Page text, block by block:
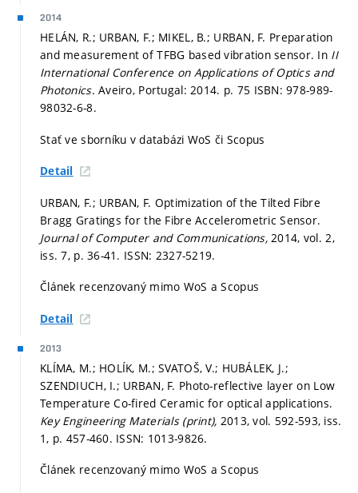
2014
HELÁN, R.; URBAN, F.; MIKEL, B.; URBAN, F. Preparation
and measurement of TFBG based vibration sensor. In II
International Conference on Applications of Optics and
Photonics.Aveiro, Portugal: 2014. p. 75 ISBN: 978-989-
98032-6-8.
Stať ve sborníku v databázi WoS či Scopus
Detail
URBAN, F.; URBAN, F. Optimization of the Tilted Fibre
Bragg Gratings for the Fibre Accelerometric Sensor.
Journal of Computer and Communications,2014, vol. 2,
iss. 7, p. 36-41. ISSN: 2327-5219.
Článek recenzovaný mimo WoS a Scopus
Detail
2013
KLÍMA, M.; HOLÍK, M.; SVATOŠ, V.; HUBÁLEK, J.;
SZENDIUCH, I.; URBAN, F. Photo-reflective layer on Low
Temperature Co-fired Ceramic for optical applications.
Key Engineering Materials (print), 2013, vol. 592-593, iss.
1, p. 457-460. ISSN: 1013-9826.
Článek recenzovaný mimo WoS a Scopus